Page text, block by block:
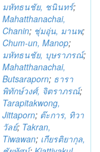
มหัทธนชัย, ชนินทร์;
Mahatthanachai,
Chanin; ชุ่มอุ่น, มานพ;
Chum-un, Manop;
มหัทธนชัย, บุษราภรณ์;
Mahatthanachai,
Butsaraporn; ธารา
พิทักษ์วงศ์, จิตราภรณ์;
Tarapitakwong,
Jittaporn; ต๊ะการ, ทิวา
วัลย์; Takran,
Tiwawan; เกียรติยากุล,